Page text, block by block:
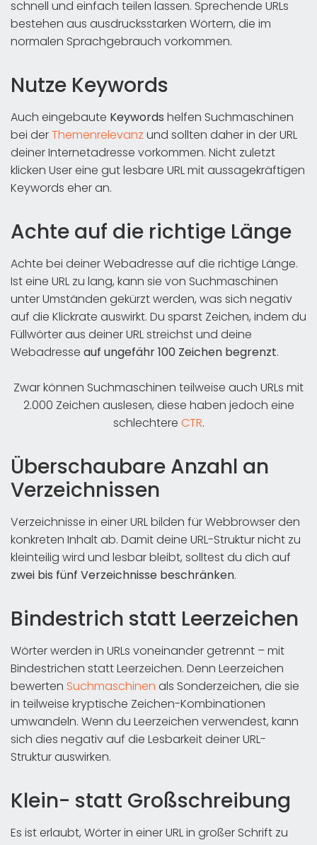
schnell und einfach teilen lassen. Sprechende URLs
bestehen aus ausdrucksstarken Wörtern, die im
normalen Sprachgebrauch vorkommen.
Nutze Keywords
Auch eingebaute Keywords helfen Suchmaschinen
bei derThemenrelevanz und sollten daher in der URL
deiner Internetadresse vorkommen. Nicht zuletzt
klicken User eine gut lesbare URL mit aussagekräftigen
Keywords eher an.
Achte auf die richtige Länge
Achte bei deiner Webadresse auf die richtige Länge.
Ist eine URL zu lang, kann sie von Suchmaschinen
unter Umständen gekürzt werden, was sich negativ
auf die Klickrate auswirkt. Du sparst Zeichen, indem du
Füllwörter aus deiner URL streichst und deine
Webadresse auf ungefähr 100 Zeichen begrenzt.
Zwar können Suchmaschinen teilweise auch URLs mit
2.000 Zeichen auslesen, diese haben jedoch eine
schlechtere CTR.
Überschaubare Anzahl an
Verzeichnissen
Verzeichnisse in einer URL bilden für Webbrowser den
konkreten Inhalt ab. Damit deine URL-Struktur nicht zu
kleinteilig wird und lesbar bleibt, solltest du dich auf
zwei bis fünf Verzeichnisse beschränken.
Bindestrich statt Leerzeichen
Wörter werden in URLs voneinander getrennt – mit
Bindestrichen statt Leerzeichen. Denn Leerzeichen
bewerten Suchmaschinen als Sonderzeichen, die sie
in teilweise kryptische Zeichen-Kombinationen
umwandeln. Wenn du Leerzeichen verwendest, kann
sich dies negativ auf die Lesbarkeit deiner URL-
Struktur auswirken.
Klein- statt Großschreibung
Es ist erlaubt, Wörter in einer URL in großer Schrift zu